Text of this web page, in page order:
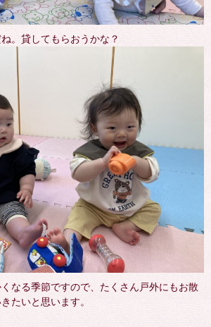
。貸してもらおうかな？
なる季節ですので、たくさん戸外にもお散
たいと思います。